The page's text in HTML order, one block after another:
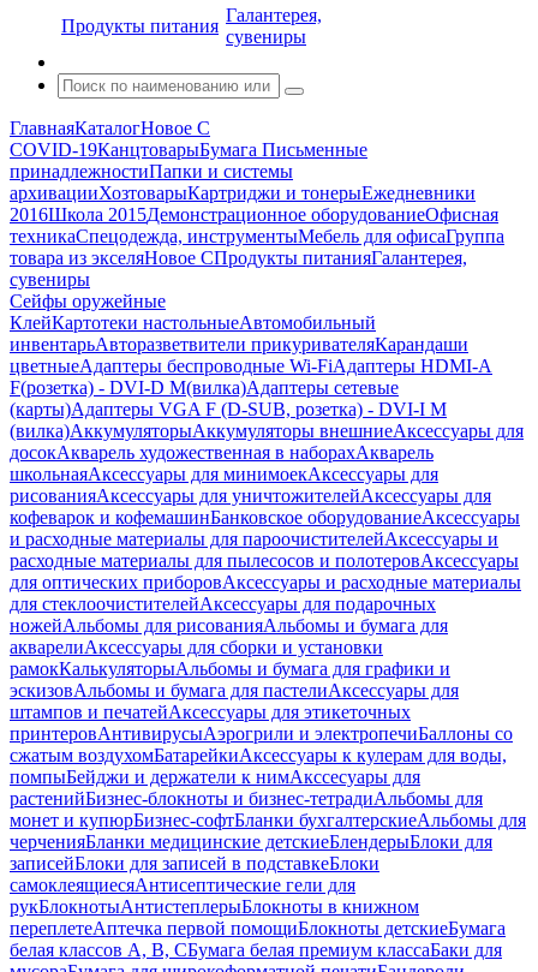
Продукты питания
Галантерея,
сувениры
ГлавнаяКаталогНовое С
COVID-19КанцтоварыБумага Письменные
принадлежностиПапки и системы
архивацииХозтоварыКартриджи и тонерыЕжедневники
2016Школа 2015Демонстрационное оборудованиеОфисная
техникаСпецодежда, инструментыМебель для офисаГруппа
товара из экселяНовое СПродукты питанияГалантерея,
сувениры
Сейфы оружейные
КлейКартотеки настольныеАвтомобильный
инвентарьАвторазветвители прикуривателяКарандаши
цветныеАдаптеры беспроводные Wi-FiАдаптеры HDMI-A
F(розетка) - DVI-D M(вилка)Адаптеры сетевые
(карты)Адаптеры VGA F (D-SUB, розетка) - DVI-I M
(вилка)АккумуляторыАккумуляторы внешниеАксессуары для
досокАкварель художественная в наборахАкварель
школьнаяАксессуары для минимоекАксессуары для
рисованияАксессуары для уничтожителейАксессуары для
кофеварок и кофемашинБанковское оборудованиеАксессуары
и расходные материалы для пароочистителейАксессуары и
расходные материалы для пылесосов и полотеровАксессуары
для оптических приборовАксессуары и расходные материалы
для стеклоочистителейАксессуары для подарочных
ножейАльбомы для рисованияАльбомы и бумага для
акварелиАксессуары для сборки и установки
рамокКалькуляторыАльбомы и бумага для графики и
эскизовАльбомы и бумага для пастелиАксессуары для
штампов и печатейАксессуары для этикеточных
принтеровАнтивирусыАэрогрили и электропечиБаллоны со
сжатым воздухомБатарейкиАксессуары к кулерам для воды,
помпыБейджи и держатели к нимАкссесуары для
растенийБизнес-блокноты и бизнес-тетрадиАльбомы для
монет и купюрБизнес-софтБланки бухгалтерскиеАльбомы для
черченияБланки медицинские детскиеБлендерыБлоки для
записейБлоки для записей в подставкеБлоки
самоклеящиесяАнтисептические гели для
рукБлокнотыАнтистеплерыБлокноты в книжном
переплетеАптечка первой помощиБлокноты детскиеБумага
белая классов А, В, СБумага белая премиум классаБаки для